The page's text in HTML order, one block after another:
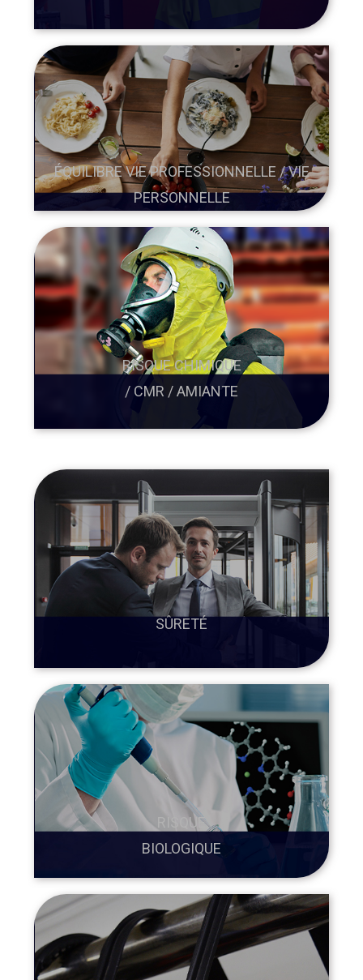
ÉQUILIBRE VIE PROFESSIONNELLE / VIE
PERSONNELLE
RISQUE CHIMIQUE
/ CMR / AMIANTE
SÛRETÉ
RISQUE
BIOLOGIQUE